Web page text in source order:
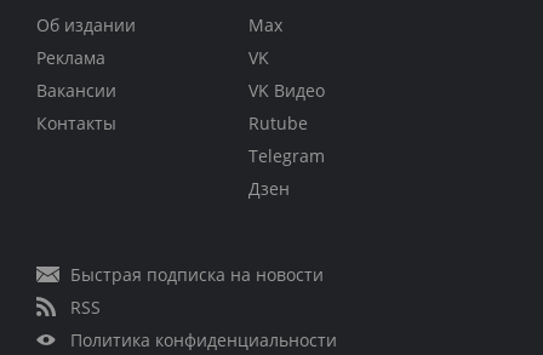
Об издании
Реклама
Вакансии
Контакты
Max
VK
VK Видео
Rutube
Telegram
Дзен
Быстрая подписка на новости
RSS
Политика конфиденциальности